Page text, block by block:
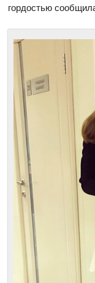
гордостью